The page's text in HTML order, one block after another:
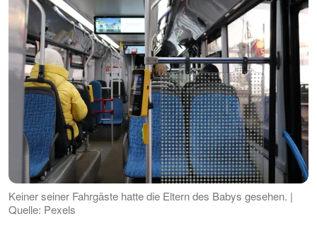
Keiner seiner Fahrgäste hatte die Eltern des Babys gesehen. |
Quelle: Pexels